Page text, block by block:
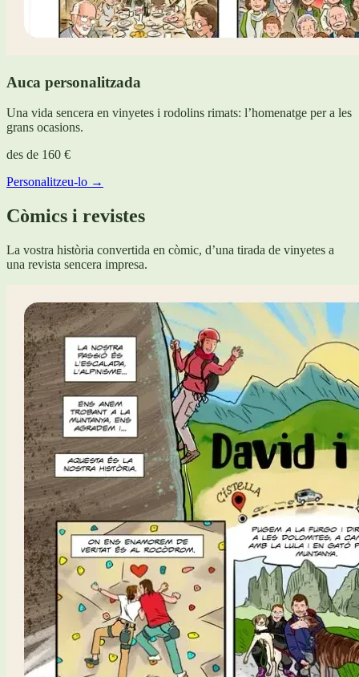
Auca personalitzada
Una vida sencera en vinyetes i rodolins rimats: l’homenatge per a les
grans ocasions.
des de 160 €
Personalitzeu-lo →
Còmics i revistes
La vostra història convertida en còmic, d’una tirada de vinyetes a
una revista sencera impresa.